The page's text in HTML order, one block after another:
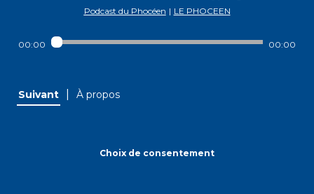
Podcast du Phocéen | LE PHOCEEN
00:00 00:00
Suivant À propos
Choix de consentement